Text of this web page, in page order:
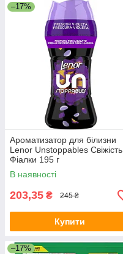
–17%
Ароматизатор для білизни
Lenor Unstoppables Свіжість
Фіалки 195 г
В наявності
203,35 ₴ 245 ₴
Купити
–17%